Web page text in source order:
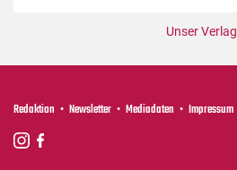
Unser Verlag
Redaktion Newsletter Mediadaten Impressum